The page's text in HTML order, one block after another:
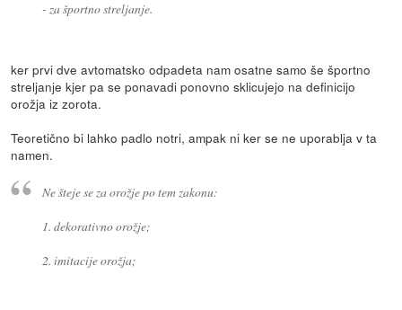
- za športno streljanje.
ker prvi dve avtomatsko odpadeta nam osatne samo še športno
streljanje kjer pa se ponavadi ponovno sklicujejo na definicijo
orožja iz zorota.
Teoretično bi lahko padlo notri, ampak ni ker se ne uporablja v ta
namen.
Ne šteje se za orožje po tem zakonu:
1. dekorativno orožje;
2. imitacije orožja;